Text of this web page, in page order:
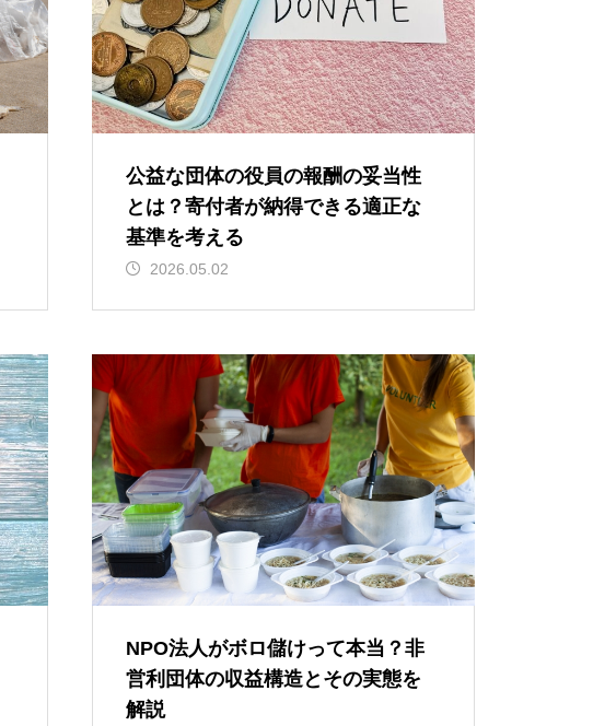
公益な団体の役員の報酬の妥当性
とは？寄付者が納得できる適正な
基準を考える
2026.05.02
NPO法人がボロ儲けって本当？非
営利団体の収益構造とその実態を
解説